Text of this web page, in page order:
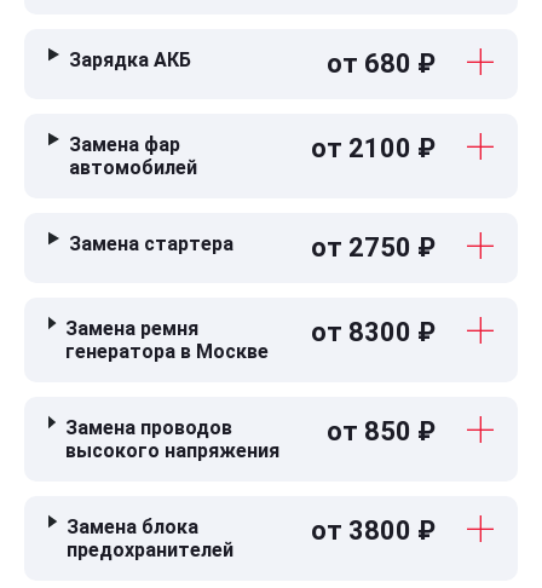
Зарядка АКБ от 680 ₽
Замена фар
автомобилей
от 2100 ₽
Замена стартера от 2750 ₽
Замена ремня
генератора в Москве
от 8300 ₽
Замена проводов
высокого напряжения
от 850 ₽
Замена блока
предохранителей
от 3800 ₽